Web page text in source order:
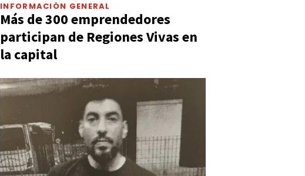
INFORMACIÓN GENERAL
Más de 300 emprendedores
participan de Regiones Vivas en
la capital